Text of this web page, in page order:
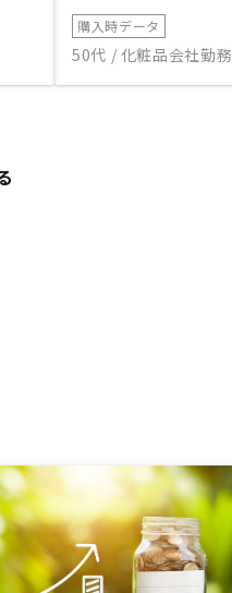
購入時データ
50代 / 化粧品会社勤務